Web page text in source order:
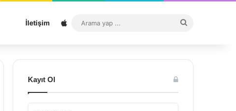
İletişim Sitemap
...
Kayıt Ol